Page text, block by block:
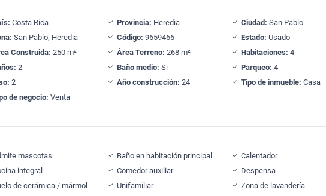
Costa Rica Provincia: Heredia Ciudad: San Pablo
San Pablo, Heredia Código: 9659466 Estado: Usado
Construida: 250 m² Área Terreno: 268 m² Habitaciones: 4
2 Baño medio: Si Parqueo: 4
2 Año construcción: 24 Tipo de inmueble: Casa
de negocio: Venta
mascotas Baño en habitación principal
Calentador
integral
Comedor auxiliar
Despensa
de cerámica / mármol
Unifamiliar
Zona de lavandería